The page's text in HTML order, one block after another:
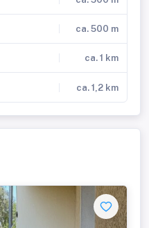
ca. 500 m
ca. 1 km
ca. 1,2 km